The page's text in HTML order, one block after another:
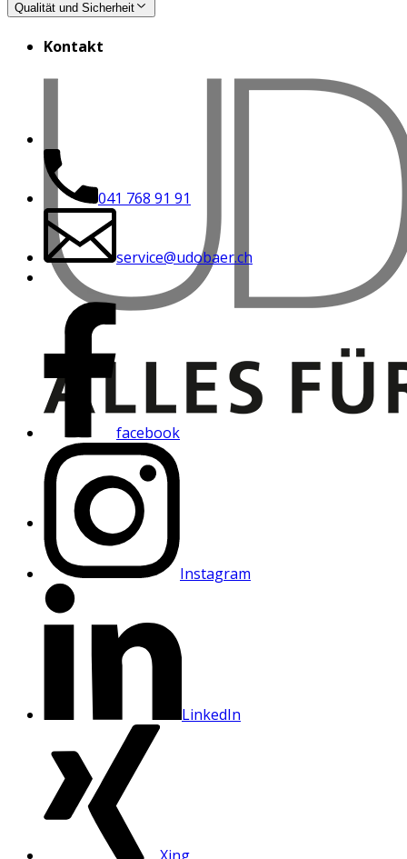
Qualität und Sicherheit
Kontakt
041 768 91 91
service@udobaer.ch
facebook
Instagram
LinkedIn